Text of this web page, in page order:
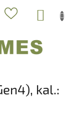
kal.: